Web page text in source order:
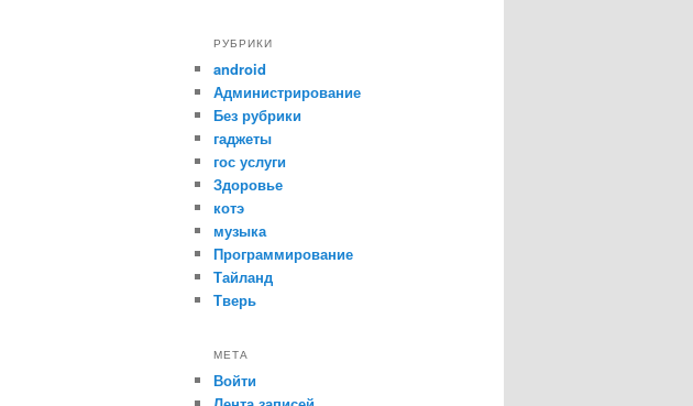
РУБРИКИ
android
Администрирование
Без рубрики
гаджеты
гос услуги
Здоровье
котэ
музыка
Программирование
Тайланд
Тверь
МЕТА
Войти